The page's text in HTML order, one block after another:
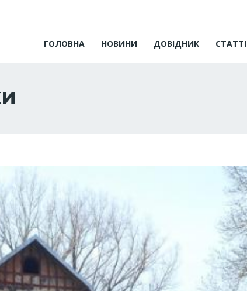
ГОЛОВНА НОВИНИ ДОВІДНИК СТАТТІ